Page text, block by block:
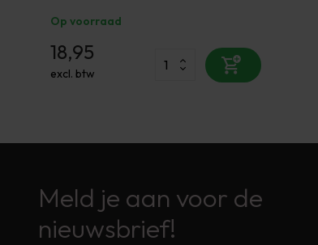
Op voorraad
18,95
excl. btw
Meld je aan voor de
nieuwsbrief!